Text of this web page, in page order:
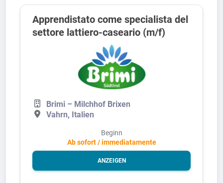
Apprendistato come specialista del
settore lattiero-caseario (m/f)
Brimi – Milchhof Brixen
Vahrn, Italien
Beginn
Ab sofort / immediatamente
ANZEIGEN